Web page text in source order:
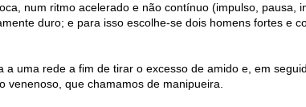
num ritmo acelerado e não contínuo (impulso, pausa,
duro; e para isso escolhe-se dois homens fortes e
a uma rede a fim de tirar o excesso de amido e, em
venenoso, que chamamos de manipueira.